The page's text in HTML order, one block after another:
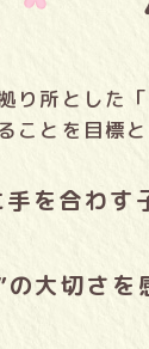
り所とした
ことを目標と
を合わす
の大切さを